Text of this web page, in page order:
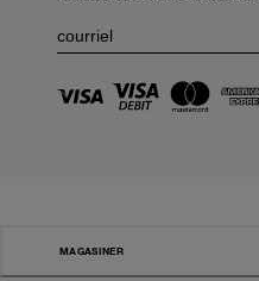
MAGASINER